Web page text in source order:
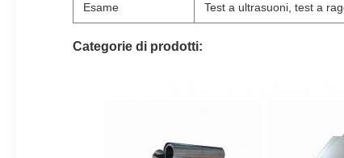
Esame Test a ultrasuoni, test a
Categorie di prodotti: